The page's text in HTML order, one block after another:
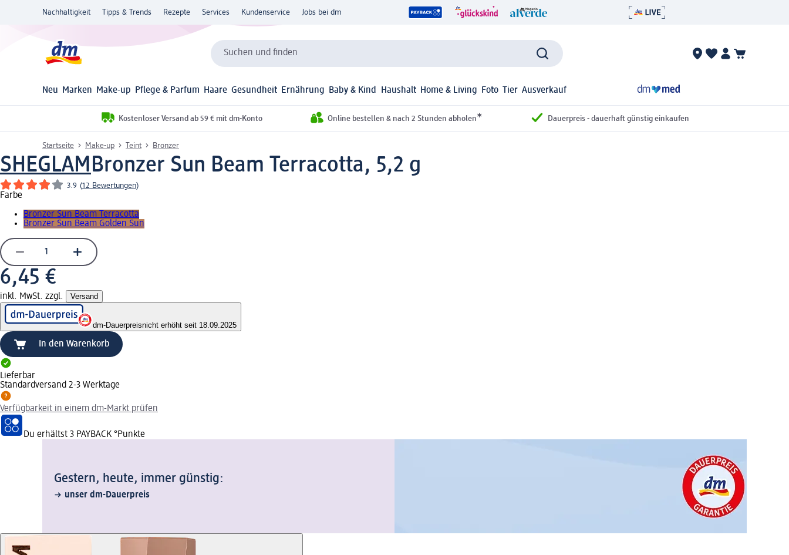
Nachhaltigkeit Tipps & Trends Rezepte Services Kundenservice Jobs bei dm
Suchen und finden
Neu Marken Make-up Pflege & Parfum Haare Gesundheit Ernährung Baby & Kind Haushalt Home & Living Foto Tier Ausverkauf
Kostenloser Versand ab 59 € mit dm-Konto Online bestellen & nach 2 Stunden abholen* Dauerpreis - dauerhaft günstig einkaufen
Startseite Make-up Teint Bronzer
SHEGLAMBronzer Sun Beam Terracotta, 5,2 g
3.9 (12 Bewertungen)
Farbe
Bronzer Sun Beam Terracotta
Bronzer Sun Beam Golden Sun
6,45 €
inkl. MwSt. zzgl. Versand
dm-Dauerpreisnicht erhöht seit 18.09.2025
In den Warenkorb
Lieferbar
Standardversand 2-3 Werktage
Verfügbarkeit in einem dm-Markt prüfen
Du erhältst 3 PAYBACK °Punkte
Gestern, heute, immer günstig:
unser dm-Dauerpreis